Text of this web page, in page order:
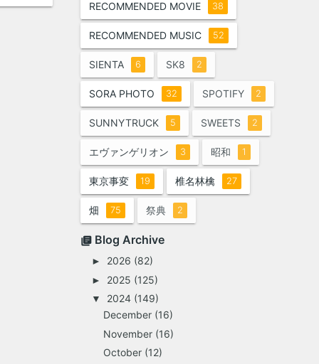
RECOMMENDED MOVIE 38
RECOMMENDED MUSIC 52
SIENTA 6 SK8 2
SORA PHOTO 32 SPOTIFY 2
SUNNYTRUCK 5 SWEETS 2
エヴァンゲリオン 3 昭和 1
東京事変 19 椎名林檎 27
畑 75 祭典 2
Blog Archive
► 2026 (82)
► 2025 (125)
▼ 2024 (149)
December (16)
November (16)
October (12)